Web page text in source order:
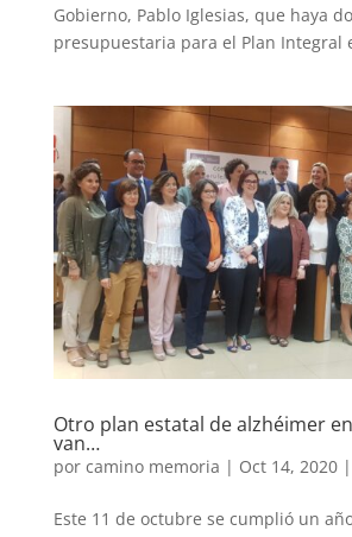
Gobierno, Pablo Iglesias, que haya
presupuestaria para el Plan Integral
Otro plan estatal de alzhéimer
van…
por camino memoria | Oct 14, 2020|
Este 11 de octubre se cumplió un